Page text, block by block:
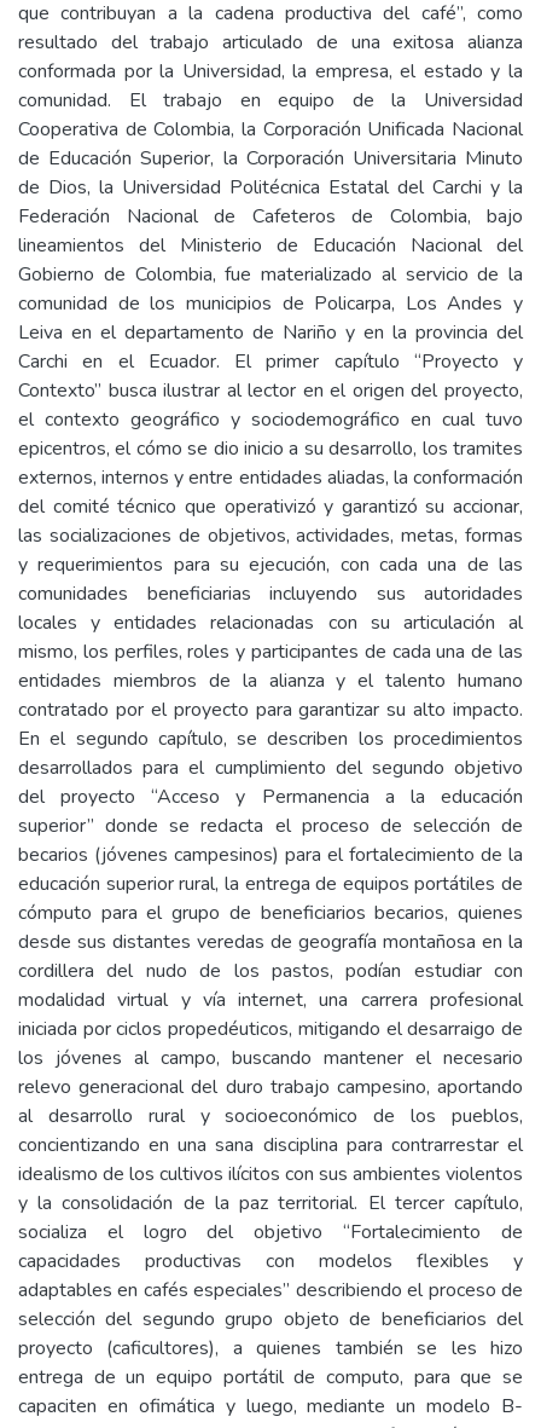
que contribuyan a la cadena productiva del café”, como
resultado del trabajo articulado de una exitosa alianza
conformada por la Universidad, la empresa, el estado y la
comunidad. El trabajo en equipo de la Universidad
Cooperativa de Colombia, la Corporación Unificada Nacional
de Educación Superior, la Corporación Universitaria Minuto
de Dios, la Universidad Politécnica Estatal del Carchi y la
Federación Nacional de Cafeteros de Colombia, bajo
lineamientos del Ministerio de Educación Nacional del
Gobierno de Colombia, fue materializado al servicio de la
comunidad de los municipios de Policarpa, Los Andes y
Leiva en el departamento de Nariño y en la provincia del
Carchi en el Ecuador. El primer capítulo “Proyecto y
Contexto” busca ilustrar al lector en el origen del proyecto,
el contexto geográfico y sociodemográfico en cual tuvo
epicentros, el cómo se dio inicio a su desarrollo, los tramites
externos, internos y entre entidades aliadas, la conformación
del comité técnico que operativizó y garantizó su accionar,
las socializaciones de objetivos, actividades, metas, formas
y requerimientos para su ejecución, con cada una de las
comunidades beneficiarias incluyendo sus autoridades
locales y entidades relacionadas con su articulación al
mismo, los perfiles, roles y participantes de cada una de las
entidades miembros de la alianza y el talento humano
contratado por el proyecto para garantizar su alto impacto.
En el segundo capítulo, se describen los procedimientos
desarrollados para el cumplimiento del segundo objetivo
del proyecto “Acceso y Permanencia a la educación
superior” donde se redacta el proceso de selección de
becarios (jóvenes campesinos) para el fortalecimiento de la
educación superior rural, la entrega de equipos portátiles de
cómputo para el grupo de beneficiarios becarios, quienes
desde sus distantes veredas de geografía montañosa en la
cordillera del nudo de los pastos, podían estudiar con
modalidad virtual y vía internet, una carrera profesional
iniciada por ciclos propedéuticos, mitigando el desarraigo de
los jóvenes al campo, buscando mantener el necesario
relevo generacional del duro trabajo campesino, aportando
al desarrollo rural y socioeconómico de los pueblos,
concientizando en una sana disciplina para contrarrestar el
idealismo de los cultivos ilícitos con sus ambientes violentos
y la consolidación de la paz territorial. El tercer capítulo,
socializa el logro del objetivo “Fortalecimiento de
capacidades productivas con modelos flexibles y
adaptables en cafés especiales” describiendo el proceso de
selección del segundo grupo objeto de beneficiarios del
proyecto (caficultores), a quienes también se les hizo
entrega de un equipo portátil de computo, para que se
capaciten en ofimática y luego, mediante un modelo B-